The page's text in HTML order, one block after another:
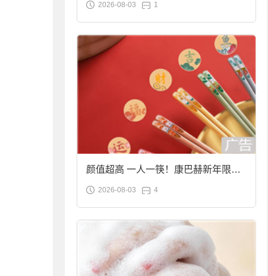
袋装9.9元到手
2026-08-03 1
颜值超高 一人一筷！康巴赫新年限定
合金筷子大促：19.9元
2026-08-03 4